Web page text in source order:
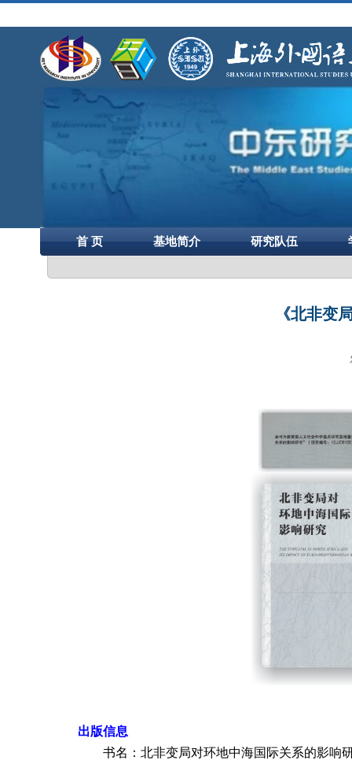
首 页 基地简介 研究队伍
《北非变
出版信息
书名： 北非变局对环地中海国际关系的影响